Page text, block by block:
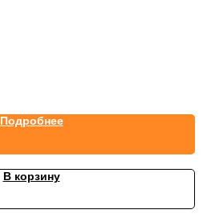
Подробнее
В корзину